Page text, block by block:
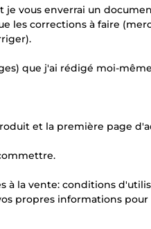
vous enverrai un
les corrections à faire
que j'ai rédigé moi-
et la première page
à la vente: conditions
propres informations